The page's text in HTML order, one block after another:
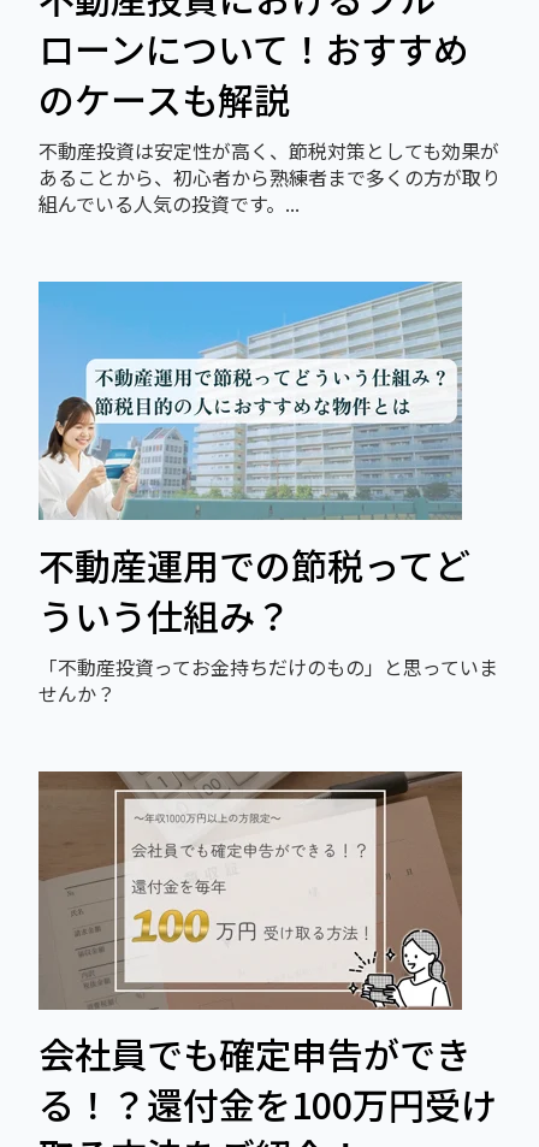
ローンについて！おすすめ
のケースも解説
不動産投資は安定性が高く、節税対策としても効果が
あることから、初心者から熟練者まで多くの方が取り
組んでいる人気の投資です。...
不動産運用での節税ってど
ういう仕組み？
「不動産投資ってお金持ちだけのもの」と思っていま
せんか？
会社員でも確定申告ができ
る！？還付金を100万円受け